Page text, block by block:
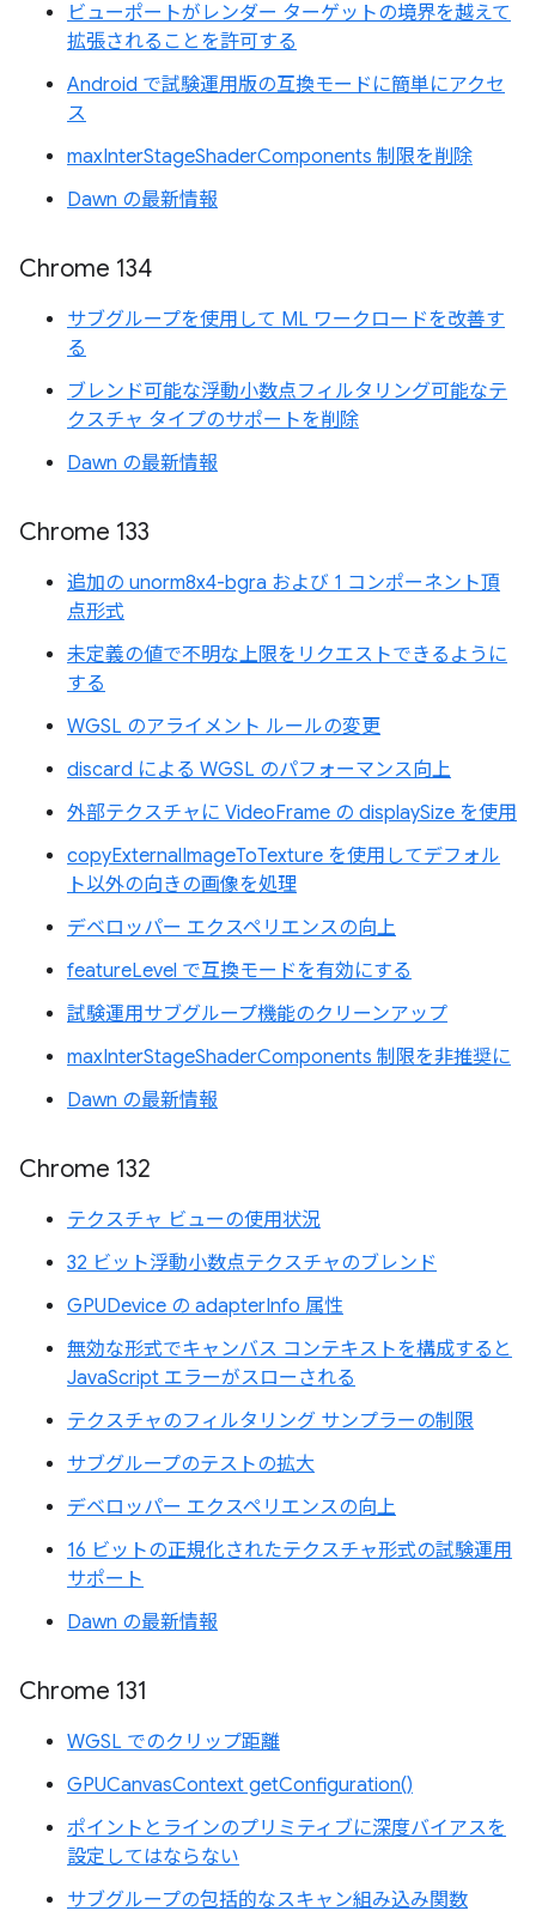
ビューポートがレンダー ターゲットの境界を越えて
拡張されることを許可する
Android で試験運用版の互換モードに簡単にアクセ
ス
maxInterStageShaderComponents 制限を削除
Dawn の最新情報
Chrome 134
サブグループを使用して ML ワークロードを改善す
る
ブレンド可能な浮動小数点フィルタリング可能なテ
クスチャ タイプのサポートを削除
Dawn の最新情報
Chrome 133
追加の unorm8x4-bgra および 1 コンポーネント頂
点形式
未定義の値で不明な上限をリクエストできるように
する
WGSL のアライメント ルールの変更
discard による WGSL のパフォーマンス向上
外部テクスチャに VideoFrame の displaySize を使用
copyExternalImageToTexture を使用してデフォル
ト以外の向きの画像を処理
デベロッパー エクスペリエンスの向上
featureLevel で互換モードを有効にする
試験運用サブグループ機能のクリーンアップ
maxInterStageShaderComponents 制限を非推奨に
Dawn の最新情報
Chrome 132
テクスチャ ビューの使用状況
32 ビット浮動小数点テクスチャのブレンド
GPUDevice の adapterInfo 属性
無効な形式でキャンバス コンテキストを構成すると
JavaScript エラーがスローされる
テクスチャのフィルタリング サンプラーの制限
サブグループのテストの拡大
デベロッパー エクスペリエンスの向上
16 ビットの正規化されたテクスチャ形式の試験運用
サポート
Dawn の最新情報
Chrome 131
WGSL でのクリップ距離
GPUCanvasContext getConfiguration()
ポイントとラインのプリミティブに深度バイアスを
設定してはならない
サブグループの包括的なスキャン組み込み関数